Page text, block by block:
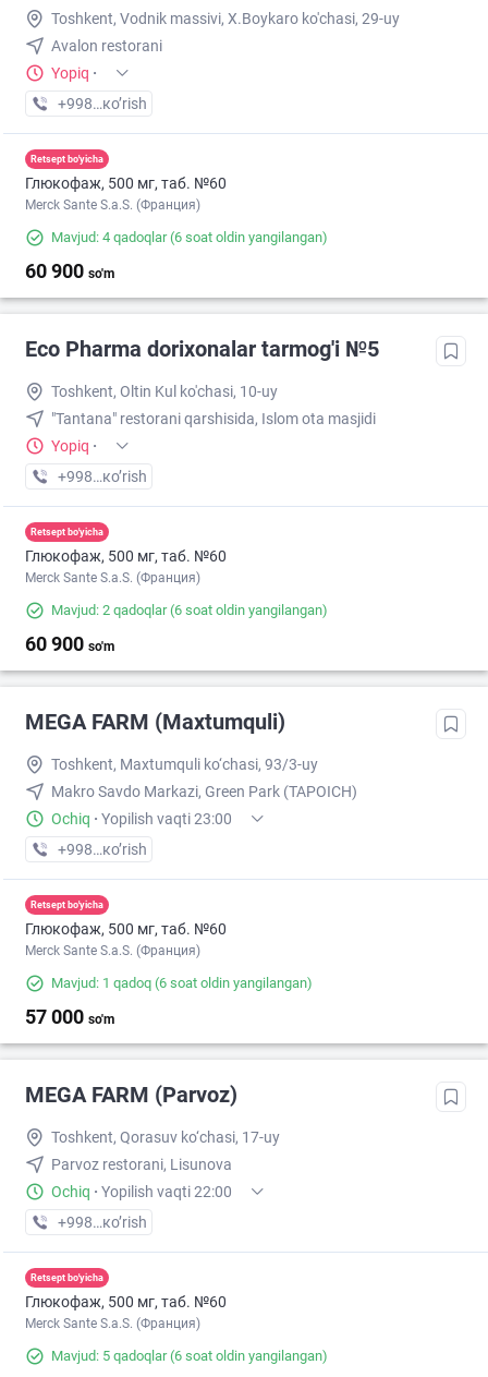
Toshkent, Vodnik massivi, X.Boykaro ko'chasi, 29-uy
Avalon restorani
Yopiq ·
+998 (55) XXX-XX-XX
кo’rish
Retsept bo'yicha
Глюкофаж, 500 мг, таб. №60
Merck Sante S.a.S. (Франция)
Mavjud: 4 qadoqlar(6 soat oldin yangilangan)
60 900 so'm
Eco Pharma dorixonalar tarmog'i №5
Toshkent, Oltin Kul ko'chasi, 10-uy
"Tantana" restorani qarshisida, Islom ota masjidi
Yopiq ·
+998 (55) XXX-XX-XX
кo’rish
Retsept bo'yicha
Глюкофаж, 500 мг, таб. №60
Merck Sante S.a.S. (Франция)
Mavjud: 2 qadoqlar(6 soat oldin yangilangan)
60 900 so'm
MEGA FARM (Maxtumquli)
Toshkent, Maxtumquli ko‘chasi, 93/3-uy
Makro Savdo Markazi, Green Park (TAPOICH)
Ochiq · Yopilish vaqti 23:00
+998 (55) XXX-XX-XX
кo’rish
Retsept bo'yicha
Глюкофаж, 500 мг, таб. №60
Merck Sante S.a.S. (Франция)
Mavjud: 1 qadoq (6 soat oldin yangilangan)
57 000 so'm
MEGA FARM (Parvoz)
Toshkent, Qorasuv ko‘chasi, 17-uy
Parvoz restorani, Lisunova
Ochiq · Yopilish vaqti 22:00
+998 (71) XXX-XX-XX
кo’rish
Retsept bo'yicha
Глюкофаж, 500 мг, таб. №60
Merck Sante S.a.S. (Франция)
Mavjud: 5 qadoqlar(6 soat oldin yangilangan)